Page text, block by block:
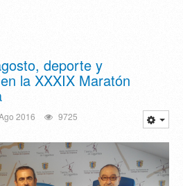
deporte y
la XXXIX Maratón
2016 9725